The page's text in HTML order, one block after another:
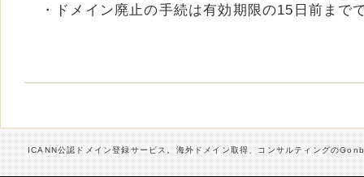
・ドメイン廃止の手続は有効期限の15日前まで
ICANN公認ドメイン登録サービス。海外ドメイン取得、コンサルティングの